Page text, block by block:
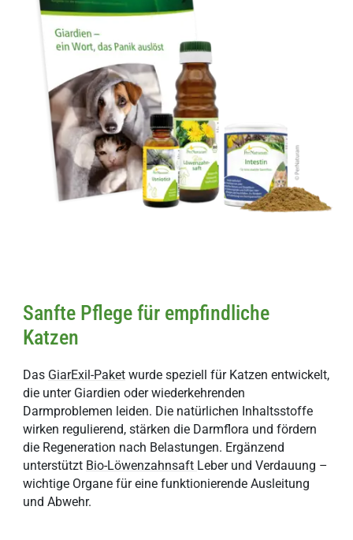
Sanfte Pflege für empfindliche
Katzen
Das GiarExil-Paket wurde speziell für Katzen entwickelt,
die unter Giardien oder wiederkehrenden
Darmproblemen leiden. Die natürlichen Inhaltsstoffe
wirken regulierend, stärken die Darmflora und fördern
die Regeneration nach Belastungen. Ergänzend
unterstützt Bio-Löwenzahnsaft Leber und Verdauung –
wichtige Organe für eine funktionierende Ausleitung
und Abwehr.